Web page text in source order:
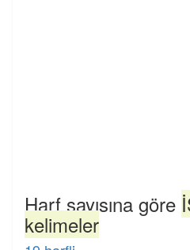
Harf sayısına göre
kelimeler